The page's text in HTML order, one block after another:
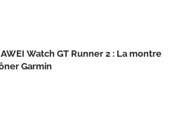
Watch GT Runner 2 : La montre
Garmin